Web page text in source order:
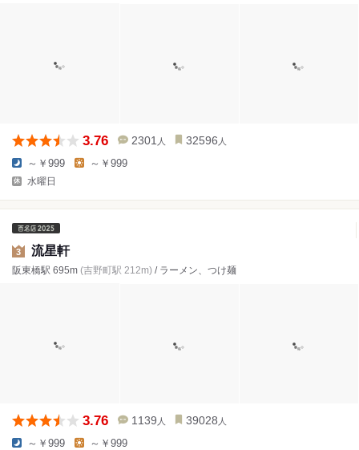
3.76 2301 人 32596 人
～￥999 ～￥999
水曜日
3 流星軒
阪東橋駅 695m (吉野町駅 212m) / ラーメン、つけ麺
3.76 1139 人 39028 人
～￥999 ～￥999